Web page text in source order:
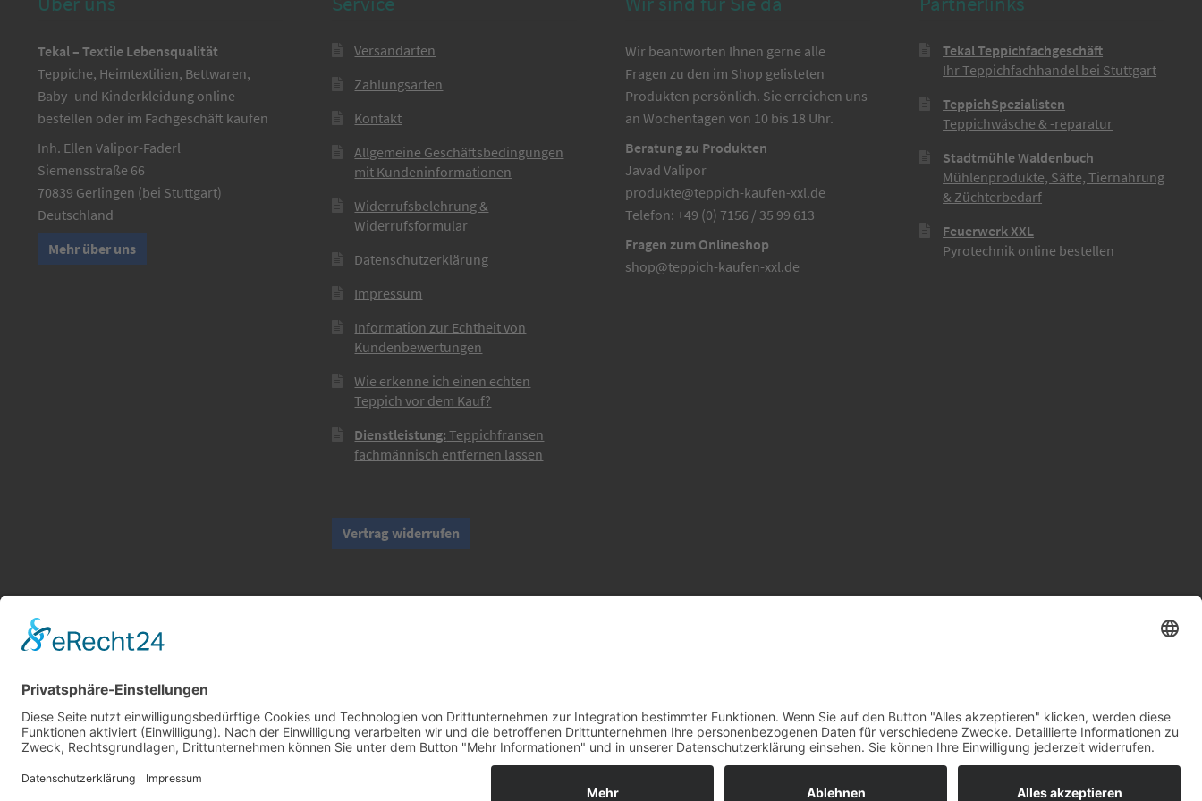
Tekal – Textile Lebensqualität
Teppiche, Heimtextilien, Bettwaren,
Baby- und Kinderkleidung online
bestellen oder im Fachgeschäft kaufen
Inh. Ellen Valipor-Faderl
Siemensstraße 66
70839 Gerlingen (bei Stuttgart)
Deutschland
Mehr über uns
Versandarten
Zahlungsarten
Kontakt
Allgemeine Geschäftsbedingungen
mit Kundeninformationen
Widerrufsbelehrung &
Widerrufsformular
Datenschutzerklärung
Impressum
Information zur Echtheit von
Kundenbewertungen
Wie erkenne ich einen echten
Teppich vor dem Kauf?
Dienstleistung: Teppichfransen
fachmännisch entfernen lassen
Vertrag widerrufen
Wir beantworten Ihnen gerne alle
Fragen zu den im Shop gelisteten
Produkten persönlich. Sie erreichen uns
an Wochentagen von 10 bis 18 Uhr.
Beratung zu Produkten
Javad Valipor
produkte@teppich-kaufen-xxl.de
Telefon: +49 (0) 7156 / 35 99 613
Fragen zum Onlineshop
shop@teppich-kaufen-xxl.de
Tekal Teppichfachgeschäft
Ihr Teppichfachhandel bei Stuttgart
TeppichSpezialisten
Teppichwäsche & -reparatur
Stadtmühle Waldenbuch
Mühlenprodukte, Säfte, Tiernahrung
& Züchterbedarf
Feuerwerk XXL
Pyrotechnik online bestellen
© 2017-2026 · Tekal – Textile Lebensqualität
Alle Preise inkl. der gesetzlichen MwSt. · Die durchgestrichenen Preise entsprechen, sofern nicht anders angegeben, den bisherigen Preisen in unserem Shop.
Cookie-Einstellungen